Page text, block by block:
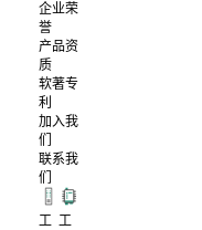
企业荣
誉
产品资
质
软著专
利
加入我
们
联系我
们
工 工